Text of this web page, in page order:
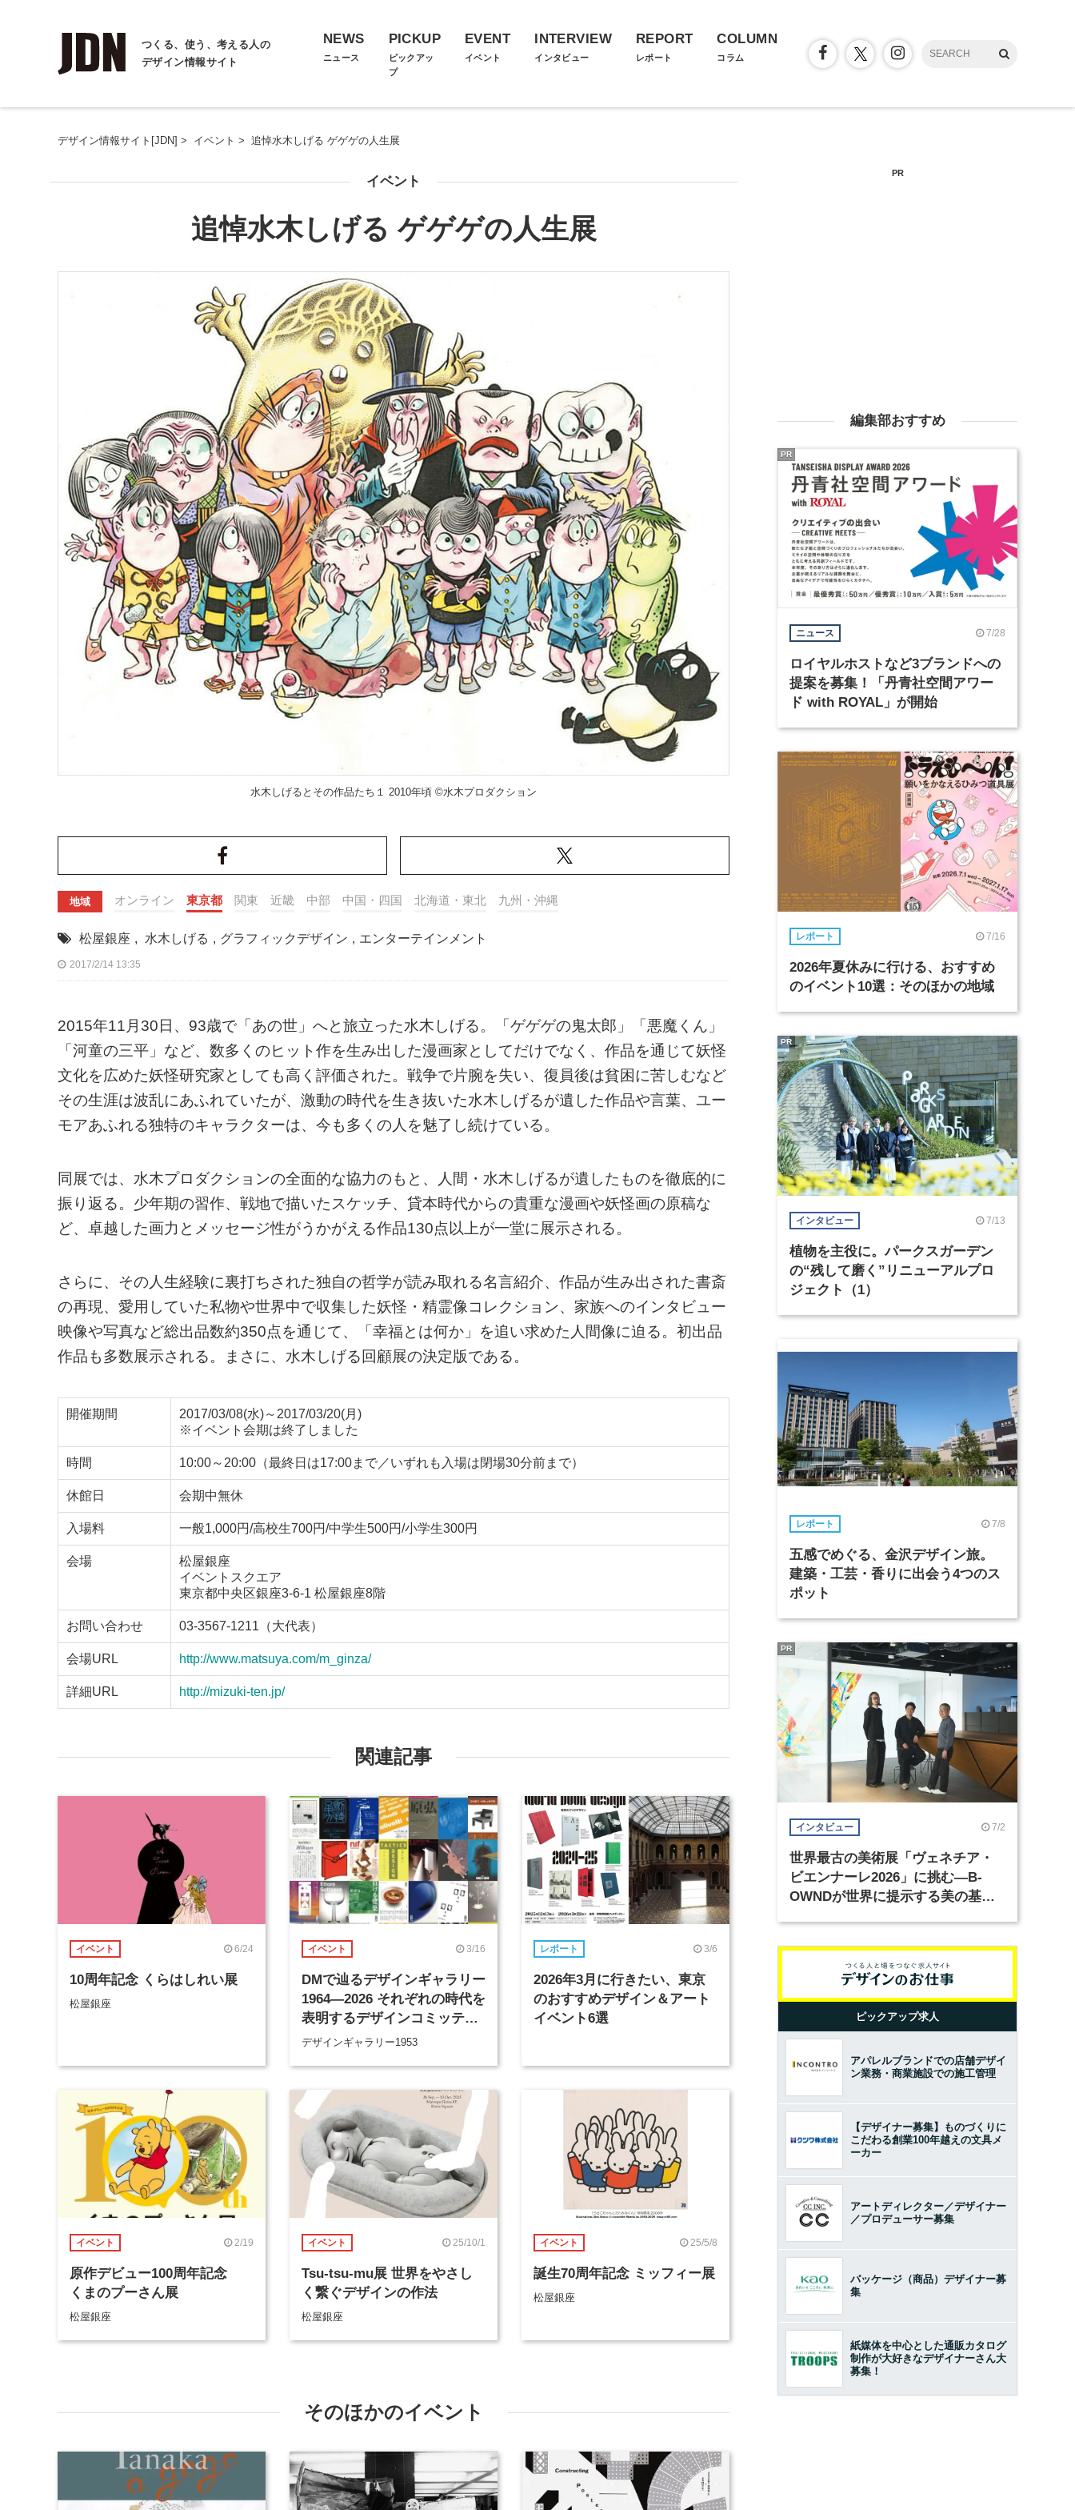
つくる、使う、考える人の
デザイン情報サイト
NEWS
ニュース
PICKUP
ピックアッ
プ
EVENT
イベント
INTERVIEW
インタビュー
REPORT
レポート
COLUMN
コラム
デザイン情報サイト[JDN] > イベント > 追悼水木しげる ゲゲゲの人生展
イベント
追悼水木しげる ゲゲゲの人生展
水木しげるとその作品たち１ 2010年頃 ©水木プロダクション
地域 オンライン 東京都 関東 近畿 中部 中国・四国 北海道・東北 九州・沖縄
松屋銀座 , 水木しげる , グラフィックデザイン , エンターテインメント
2017/2/14 13:35
2015年11月30日、93歳で「あの世」へと旅立った水木しげる。「ゲゲゲの鬼太郎」「悪魔くん」
「河童の三平」など、数多くのヒット作を生み出した漫画家としてだけでなく、作品を通じて妖怪
文化を広めた妖怪研究家としても高く評価された。戦争で片腕を失い、復員後は貧困に苦しむなど
その生涯は波乱にあふれていたが、激動の時代を生き抜いた水木しげるが遺した作品や言葉、ユー
モアあふれる独特のキャラクターは、今も多くの人を魅了し続けている。
同展では、水木プロダクションの全面的な協力のもと、人間・水木しげるが遺したものを徹底的に
振り返る。少年期の習作、戦地で描いたスケッチ、貸本時代からの貴重な漫画や妖怪画の原稿な
ど、卓越した画力とメッセージ性がうかがえる作品130点以上が一堂に展示される。
さらに、その人生経験に裏打ちされた独自の哲学が読み取れる名言紹介、作品が生み出された書斎
の再現、愛用していた私物や世界中で収集した妖怪・精霊像コレクション、家族へのインタビュー
映像や写真など総出品数約350点を通じて、「幸福とは何か」を追い求めた人間像に迫る。初出品
作品も多数展示される。まさに、水木しげる回顧展の決定版である。
開催期間
2017/03/08(水)～2017/03/20(月)
※イベント会期は終了しました
時間 10:00～20:00（最終日は17:00まで／いずれも入場は閉場30分前まで）
休館日 会期中無休
入場料 一般1,000円/高校生700円/中学生500円/小学生300円
会場
松屋銀座
イベントスクエア
東京都中央区銀座3-6-1 松屋銀座8階
お問い合わせ 03-3567-1211（大代表）
会場URL http://www.matsuya.com/m_ginza/
詳細URL http://mizuki-ten.jp/
関連記事
イベント 6/24
10周年記念 くらはしれい展
松屋銀座
イベント 3/16
DMで辿るデザインギャラリー
1964―2026 それぞれの時代を
表明するデザインコミッティ
ーの活動歴、そしてその先へ
デザインギャラリー1953
レポート 3/6
2026年3月に行きたい、東京
のおすすめデザイン＆アート
イベント6選
イベント 2/19
原作デビュー100周年記念
くまのプーさん展
松屋銀座
イベント 25/10/1
Tsu-tsu-mu展 世界をやさし
く繋ぐデザインの作法
松屋銀座
イベント 25/5/8
誕生70周年記念 ミッフィー展
松屋銀座
そのほかのイベント
PR
編集部おすすめ
ニュース 7/28
ロイヤルホストなど3ブランドへの
提案を募集！「丹青社空間アワー
ド with ROYAL」が開始
PR
レポート 7/16
2026年夏休みに行ける、おすすめ
のイベント10選：そのほかの地域
インタビュー 7/13
植物を主役に。パークスガーデン
の“残して磨く”リニューアルプロ
ジェクト（1）
PR
レポート 7/8
五感でめぐる、金沢デザイン旅。
建築・工芸・香りに出会う4つのス
ポット
インタビュー 7/2
世界最古の美術展「ヴェネチア・
ビエンナーレ2026」に挑む―B-
OWNDが世界に提示する美の基準
PR
ピックアップ求人
アパレルブランドでの店舗デザイ
ン業務・商業施設での施工管理
【デザイナー募集】ものづくりに
こだわる創業100年越えの文具メ
ーカー
アートディレクター／デザイナー
／プロデューサー募集
パッケージ（商品）デザイナー募
集
紙媒体を中心とした通販カタログ
制作が大好きなデザイナーさん大
募集！